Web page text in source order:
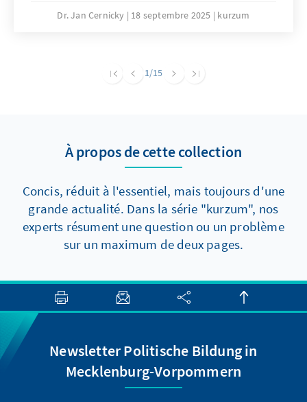
Kürzung von Leistungen abgelehnt. Eine
adressiert, sollte zwar weiter das Ziel sein,
aber zumindest zwei Elemente, die auch
kurzfristig politisch durchsetzbar sein sollten.
Dr. Jan Cernicky 18 septembre 2025 kurzum
1/15
À propos de cette collection
Concis, réduit à l'essentiel, mais toujours d'une
grande actualité. Dans la série "kurzum", nos
experts résument une question ou un problème
sur un maximum de deux pages.
Newsletter Politische Bildung in
Mecklenburg-Vorpommern